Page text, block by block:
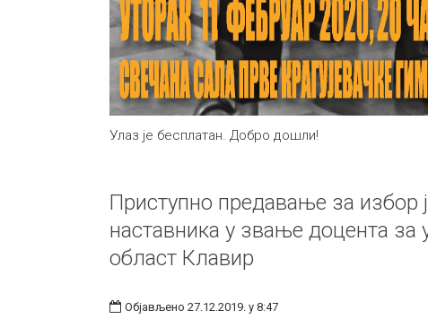
Улаз је бесплатан. Добро дошли!
Приступно предавање за избор
наставника у звање доцента за
област Клавир
Објављено 27.12.2019. у 8:47